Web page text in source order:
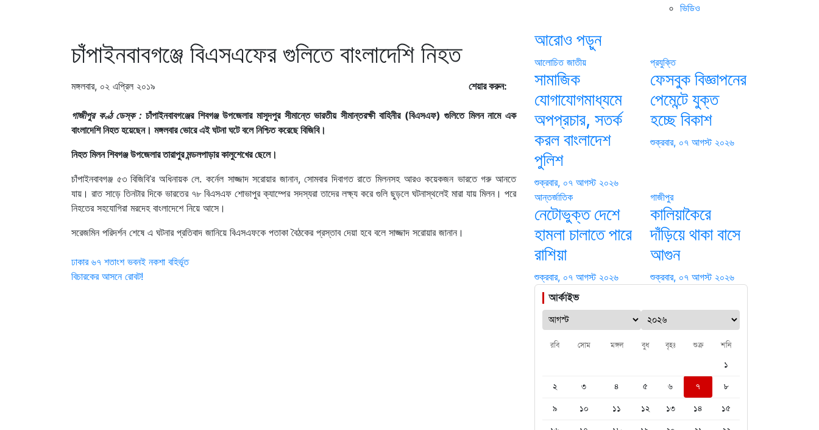
ভিডিও
চাঁপাইনবাবগঞ্জে বিএসএফের গুলিতে বাংলাদেশি নিহত
মঙ্গলবার, ০২ এপ্রিল ২০১৯ শেয়ার করুন:
গাজীপুর কণ্ঠ ডেস্ক :চাঁপাইনবাবগঞ্জের শিবগঞ্জ উপজেলার মাসুদপুর সীমান্তে ভারতীয় সীমান্তরক্ষী বাহিনীর (বিএসএফ) গুলিতে মিলন নামে এক
বাংলাদেশি নিহত হয়েছেন। মঙ্গলবার ভোরে এই ঘটনা ঘটে বলে নিশ্চিত করেছে বিজিবি।
নিহত মিলন শিবগঞ্জ উপজেলার তারাপুর মন্ডলপাড়ার কালুশেখের ছেলে।
চাঁপাইনবাবগঞ্জ ৫৩ বিজিবি’র অধিনায়ক লে. কর্নেল সাজ্জাদ সরোয়ার জানান, সোমবার দিবাগত রাতে মিলনসহ আরও কয়েকজন ভারতে গরু আনতে
যায়। রাত সাড়ে তিনটার দিকে ভারতের ৭৮ বিএসএফ শোভাপুর ক্যাম্পের সদস্যরা তাদের লক্ষ্য করে গুলি ছুড়লে ঘটনাস্থলেই মারা যায় মিলন। পরে
নিহতের সহযোগিরা মরদেহ বাংলাদেশে নিয়ে আসে।
সরেজমিন পরিদর্শন শেষে এ ঘটনার প্রতিবাদ জানিয়ে বিএসএফকে পতাকা বৈঠকের প্রস্তাব দেয়া হবে বলে সাজ্জাদ সরোয়ার জানান।
Post
navigation
ঢাকার ৬৭ শতাংশ ভবনই নকশা বহির্ভূত
বিচারকের আসনে রোবট!
আরোও পড়ুন
আলোচিত জাতীয়
সামাজিক
যোগাযোগমাধ্যমে
অপপ্রচার, সতর্ক
করল বাংলাদেশ
পুলিশ
শুক্রবার, ০৭ আগস্ট ২০২৬
প্রযুক্তি
ফেসবুক বিজ্ঞাপনের
পেমেন্টে যুক্ত
হচ্ছে বিকাশ
শুক্রবার, ০৭ আগস্ট ২০২৬
আন্তর্জাতিক
নেটোভুক্ত দেশে
হামলা চালাতে পারে
রাশিয়া
শুক্রবার, ০৭ আগস্ট ২০২৬
গাজীপুর
কালিয়াকৈরে
দাঁড়িয়ে থাকা বাসে
আগুন
শুক্রবার, ০৭ আগস্ট ২০২৬
আর্কাইভ
রবি সোম মঙ্গল বুধ বৃহঃ শুক্র শনি
১
২
৩ ৪ ৫ ৬ ৭
৮
৯
১০ ১১ ১২ ১৩ ১৪
১৫